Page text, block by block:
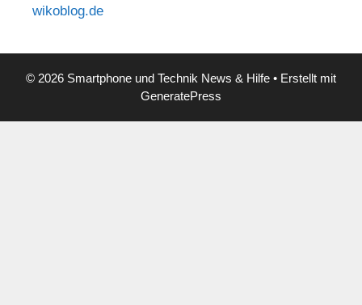
wikoblog.de
© 2026 Smartphone und Technik News & Hilfe • Erstellt mit
GeneratePress